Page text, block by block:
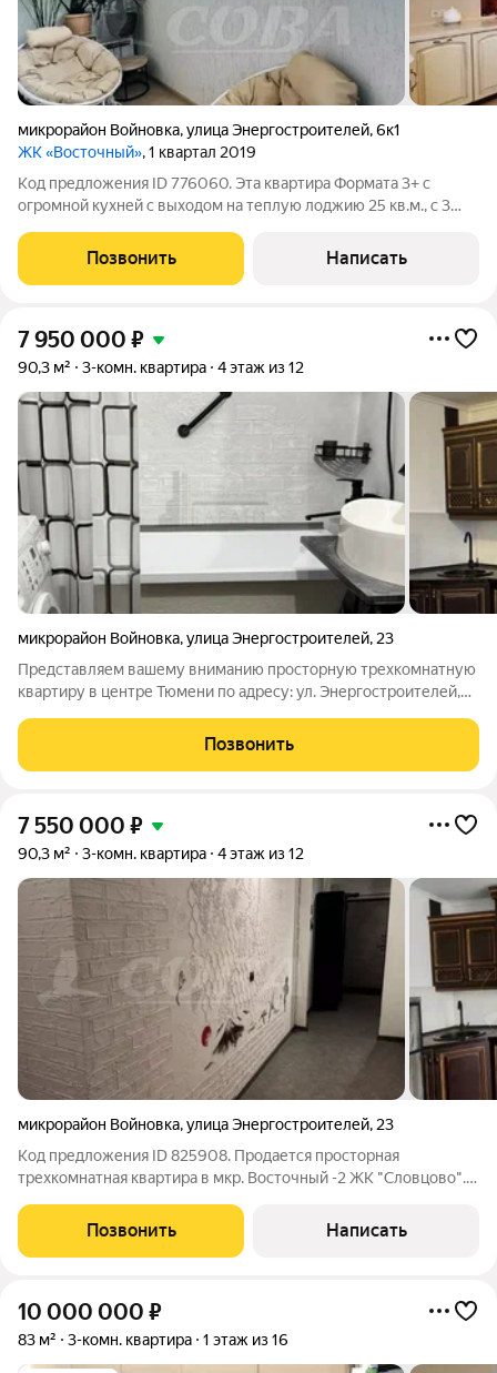
микрорайон Войновка,улица Энергостроителей,6к1
ЖК «Восточный», 1 квартал 2019
Код предложения ID 776060. Эта квартира Формата 3+ с
огромной кухней с выходом на теплую лоджию 25 кв.м., с 3
застекленную лоджию), с шикарной просторной прихожей,
раздельным санузлом, кладовой.Ремонт
Позвонить Написать
7 950 000 ₽
90,3 м² 3-комн. квартира 4 этаж из 12
микрорайон Войновка,улица Энергостроителей, 23
Представляем вашему вниманию просторную трехкомнатную
квартиру в центре Тюмени по адресу: ул. Энергостроителей,
семьи, стремящейся к
Позвонить
7 550 000 ₽
90,3 м² 3-комн. квартира 4 этаж из 12
микрорайон Войновка,улица Энергостроителей, 23
Код предложения ID 825908. Продается просторная
трехкомнатная квартира в мкр. Восточный -2 ЖК "Словцово".
(современный холодильник с WiFi, духовка "Zanussi",
стиральная машина "Bosch",
Позвонить Написать
10 000 000 ₽
83 м² 3-комн. квартира 1 этаж из 16